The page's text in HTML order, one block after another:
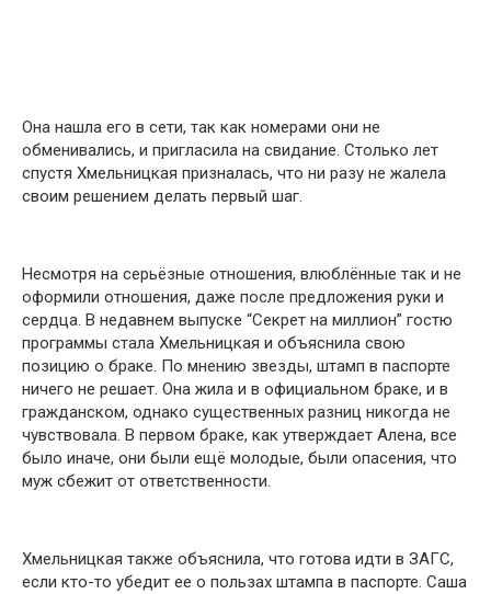
Она нашла его в сети, так как номерами они не
обменивались, и пригласила на свидание. Столько лет
спустя Хмельницкая призналась, что ни разу не жалела
своим решением делать первый шаг.
Несмотря на серьёзные отношения, влюблённые так и не
оформили отношения, даже после предложения руки и
сердца. В недавнем выпуске “Секрет на миллион” гостю
программы стала Хмельницкая и объяснила свою
позицию о браке. По мнению звезды, штамп в паспорте
ничего не решает. Она жила и в официальном браке, и в
гражданском, однако существенных разниц никогда не
чувствовала. В первом браке, как утверждает Алена, все
было иначе, они были ещё молодые, были опасения, что
муж сбежит от ответственности.
Хмельницкая также объяснила, что готова идти в ЗАГС,
если кто-то убедит ее о пользах штампа в паспорте. Саша